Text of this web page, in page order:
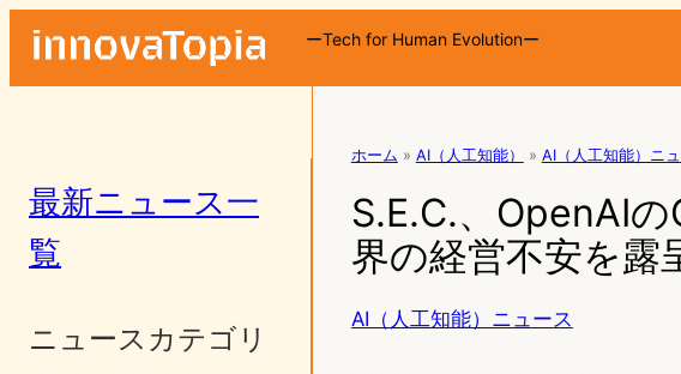
ーTech for Human Evolutionー
最新ニュース一
覧
ニュースカテゴリ
ホーム » AI（人工知能） » AI（人工知能）ニ
S.E.C.、OpenAI
界の経営不安を露
AI（人工知能）ニュース